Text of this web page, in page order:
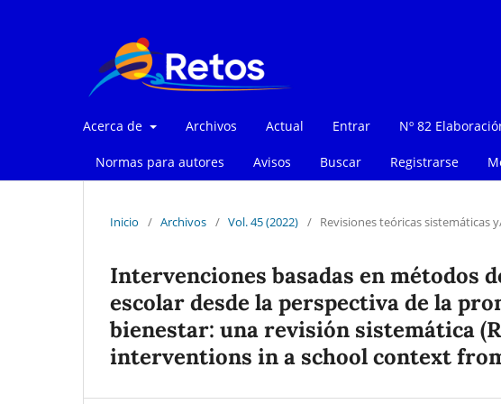
Acerca de Archivos Actual Entrar Nº 82
Normas para autores Avisos Buscar Registrarse
Inicio / Archivos / Vol. 45 (2022) / Revisiones teóricas sistemáticas
Intervenciones basadas en métodos
escolar desde la perspectiva de la
bienestar: una revisión sistemática
interventions in a school context